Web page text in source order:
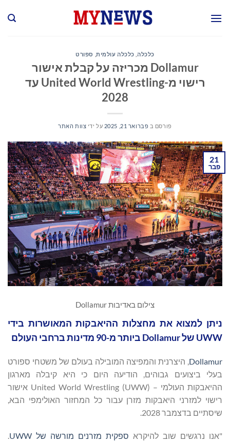
כלכלה כלכלה עולמית, ספורט
Dollamur מכריזה על קבלת אישור
רישוי מ-United World Wrestling עד
2028
פורסם ב פברואר 21, 2025 על ידי צוות האתר
21
פבר
צילום באדיבות Dollamur
ניתן למצוא את מחצלות ההיאבקות המאושרות בידי
UWW של Dollamur ביותר מ-90 מדינות ברחבי העולם
Dollamur , היצרנית והמפיצה המובילה בעולם של משטחי ספורט
בעלי ביצועים גבוהים, הודיעה היום כי היא קיבלה מארגון
ההיאבקות העולמי – United World Wrestling (UWW) אישור
רישוי למזרני היאבקות מזרן עבור כל המחזור האולימפי הבא,
שיסתיים בדצמבר 2028.
"אנו נרגשים שוב להיקרא ספקית מזרנים מורשה של UWW
.